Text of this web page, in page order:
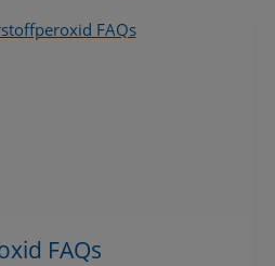
Eigengewicht von wenigen
FAQs